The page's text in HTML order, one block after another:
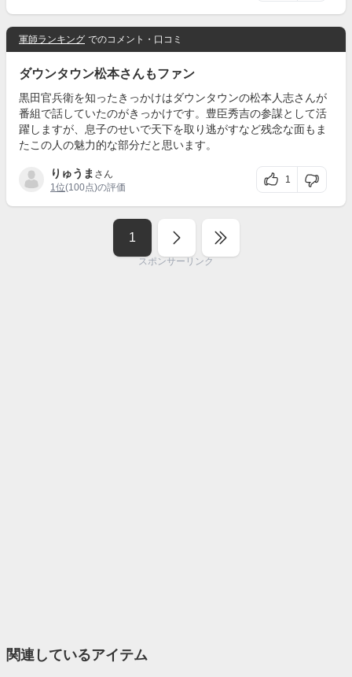
軍師ランキング でのコメント・口コミ
ダウンタウン松本さんもファン
黒田官兵衛を知ったきっかけはダウンタウンの松本人志さんが
番組で話していたのがきっかけです。豊臣秀吉の参謀として活
躍しますが、息子のせいで天下を取り逃がすなど残念な面もま
たこの人の魅力的な部分だと思います。
りゅうま さん
1位(100点)の評価
1
1
スポンサーリンク
関連しているアイテム